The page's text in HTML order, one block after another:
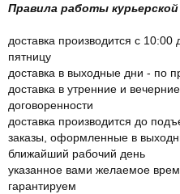
Правила работы
доставка производится с
пятницу
доставка в выходные дни - по
доставка в утренние и
договоренности
доставка производится до
заказы, оформленные в
ближайший рабочий день
указанное вами желаемое
гарантируем